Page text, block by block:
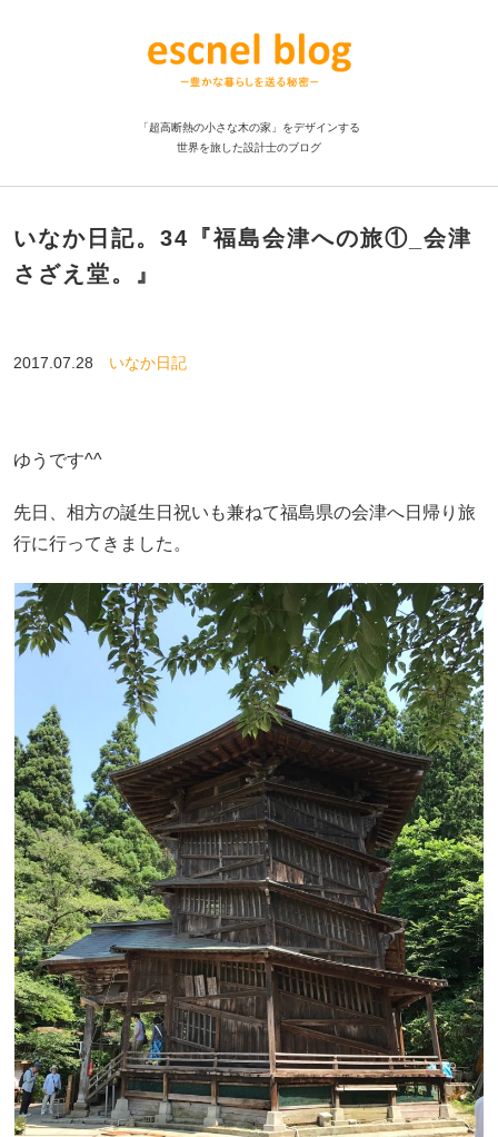
「超高断熱の小さな木の家」をデザインする
世界を旅した設計士のブログ
いなか日記。34『福島会津への旅①_会津
さざえ堂。』
2017.07.28 いなか日記
ゆうです^^
先日、相方の誕生日祝いも兼ねて福島県の会津へ日帰り旅
行に行ってきました。